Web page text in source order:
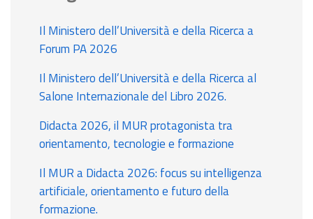
Il Ministero dell’Università e della Ricerca a
Forum PA 2026
Il Ministero dell’Università e della Ricerca al
Salone Internazionale del Libro 2026.
Didacta 2026, il MUR protagonista tra
orientamento, tecnologie e formazione
Il MUR a Didacta 2026: focus su intelligenza
artificiale, orientamento e futuro della
formazione.